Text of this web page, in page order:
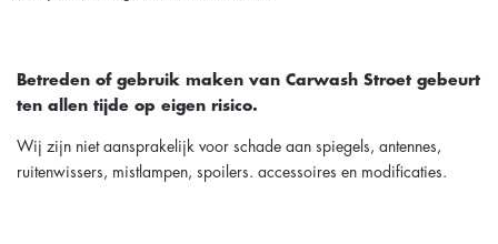
Betreden of gebruik maken van Carwash Stroet gebeurt
ten allen tijde op eigen risico.
Wij zijn niet aansprakelijk voor schade aan spiegels, antennes,
ruitenwissers, mistlampen, spoilers. accessoires en modificaties.